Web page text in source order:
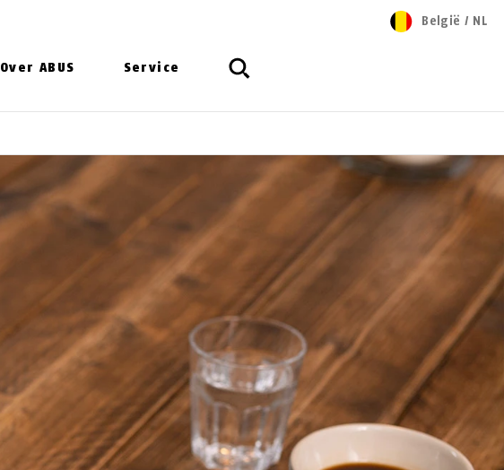
Over ABUS Service
België / NL